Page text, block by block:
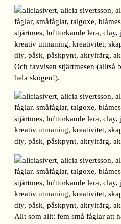
Och favvisen stjärtmesen (alltså
hela skogen!).
Allt som allt: fem små fåglar att